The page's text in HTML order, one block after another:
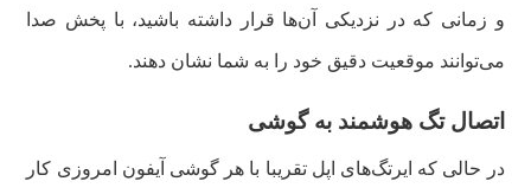
و زمانی که در نزدیکی آن‌ها قرار داشته باشید، با پخش صدا
می‌توانند موقعیت دقیق خود را به شما نشان دهند.
اتصال تگ هوشمند به گوشی
در حالی که ایرتگ‌های اپل تقریبا با هر گوشی آیفون امروزی کار